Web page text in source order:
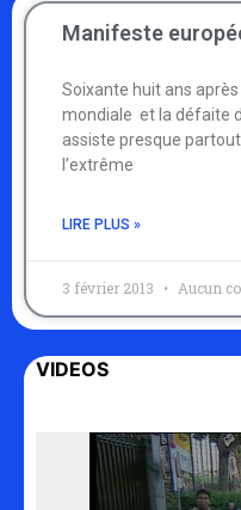
Manifeste
Soixante huit ans
mondiale et la défaite
assiste presque
l’extrême
LIRE PLUS »
3 février 2013 Aucun
VIDEOS